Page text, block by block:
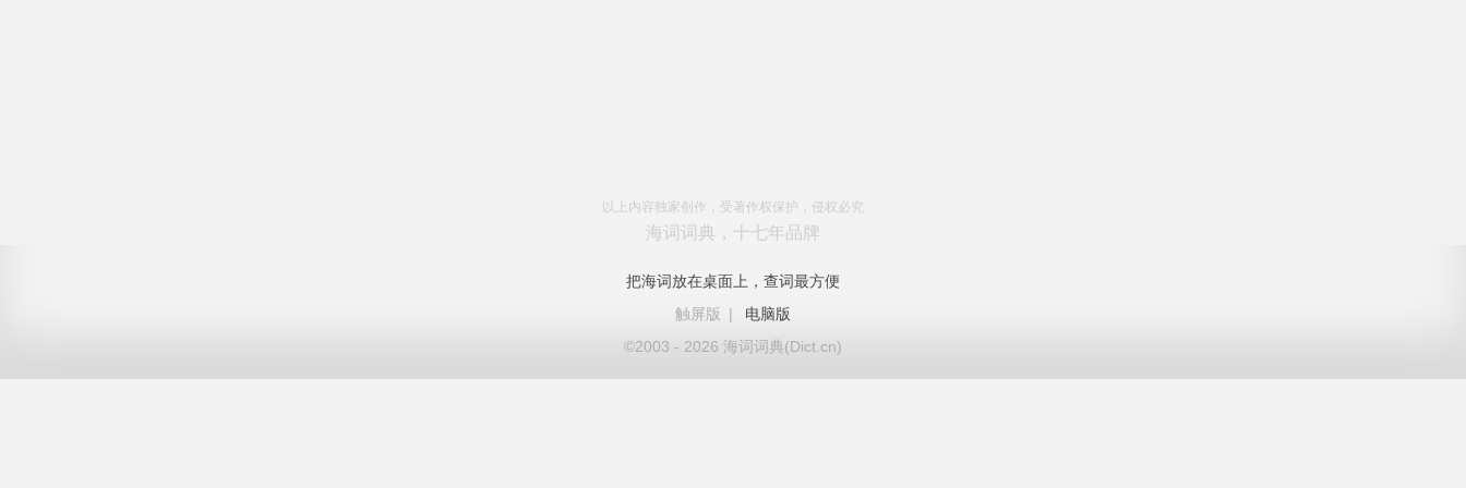
以上内容独家创作，受著作权保护，侵权必究
海词词典，十七年品牌
把海词放在桌面上，查词最方便
触屏版
|
电脑版
©2003 - 2026 海词词典(Dict.cn)